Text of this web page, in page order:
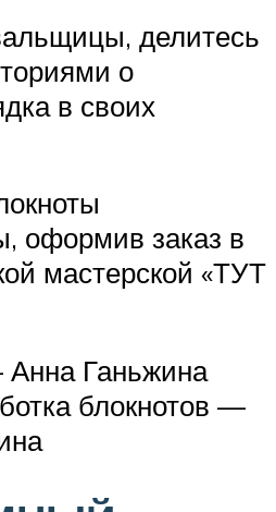
делитесь
о
в своих
оформив заказ в
мастерской «ТУТ
Ганьжина
блокнотов —